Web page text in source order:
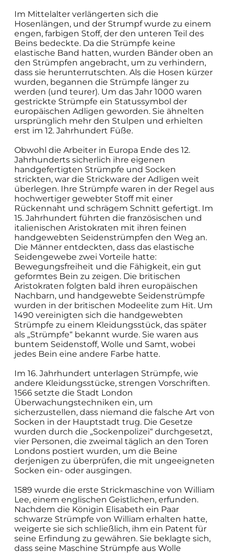
Im Mittelalter verlängerten sich die
Hosenlängen, und der Strumpf wurde zu einem
engen, farbigen Stoff, der den unteren Teil des
Beins bedeckte. Da die Strümpfe keine
elastische Band hatten, wurden Bänder oben an
den Strümpfen angebracht, um zu verhindern,
dass sie herunterrutschten. Als die Hosen kürzer
wurden, begannen die Strümpfe länger zu
werden (und teurer). Um das Jahr 1000 waren
gestrickte Strümpfe ein Statussymbol der
europäischen Adligen geworden. Sie ähnelten
ursprünglich mehr den Stulpen und erhielten
erst im 12. Jahrhundert Füße.
Obwohl die Arbeiter in Europa Ende des 12.
Jahrhunderts sicherlich ihre eigenen
handgefertigten Strümpfe und Socken
strickten, war die Strickware der Adligen weit
überlegen. Ihre Strümpfe waren in der Regel aus
hochwertiger gewebter Stoff mit einer
Rückennaht und schrägem Schnitt gefertigt. Im
15. Jahrhundert führten die französischen und
italienischen Aristokraten mit ihren feinen
handgewebten Seidenstrümpfen den Weg an.
Die Männer entdeckten, dass das elastische
Seidengewebe zwei Vorteile hatte:
Bewegungsfreiheit und die Fähigkeit, ein gut
geformtes Bein zu zeigen. Die britischen
Aristokraten folgten bald ihren europäischen
Nachbarn, und handgewebte Seidenstrümpfe
wurden in der britischen Modeelite zum Hit. Um
1490 vereinigten sich die handgewebten
Strümpfe zu einem Kleidungsstück, das später
als „Strümpfe“ bekannt wurde. Sie waren aus
buntem Seidenstoff, Wolle und Samt, wobei
jedes Bein eine andere Farbe hatte.
Im 16. Jahrhundert unterlagen Strümpfe, wie
andere Kleidungsstücke, strengen Vorschriften.
1566 setzte die Stadt London
Überwachungstechniken ein, um
sicherzustellen, dass niemand die falsche Art von
Socken in der Hauptstadt trug. Die Gesetze
wurden durch die „Sockenpolizei“ durchgesetzt,
vier Personen, die zweimal täglich an den Toren
Londons postiert wurden, um die Beine
derjenigen zu überprüfen, die mit ungeeigneten
Socken ein- oder ausgingen.
1589 wurde die erste Strickmaschine von William
Lee, einem englischen Geistlichen, erfunden.
Nachdem die Königin Elisabeth ein Paar
schwarze Strümpfe von William erhalten hatte,
weigerte sie sich schließlich, ihm ein Patent für
seine Erfindung zu gewähren. Sie beklagte sich,
dass seine Maschine Strümpfe aus Wolle